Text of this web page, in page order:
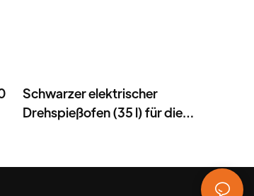
Schwarzer elektrischer
Drehspießofen (35 l) für die